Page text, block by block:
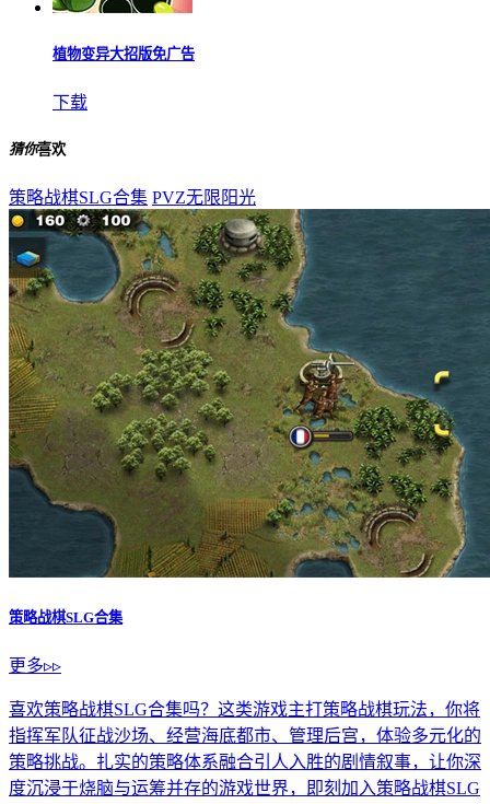
植物变异大招版免广告
下载
猜你喜欢
策略战棋SLG合集 PVZ无限阳光
策略战棋SLG合集
更多▹▹
喜欢策略战棋SLG合集吗？这类游戏主打策略战棋玩法，你将
指挥军队征战沙场、经营海底都市、管理后宫，体验多元化的
策略挑战。扎实的策略体系融合引人入胜的剧情叙事，让你深
度沉浸于烧脑与运筹并存的游戏世界，即刻加入策略战棋SLG